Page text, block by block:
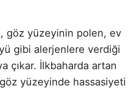
göz yüzeyinin polen, ev
gibi alerjenlere verdiği
çıkar. İlkbaharda artan
yüzeyinde hassasiyeti